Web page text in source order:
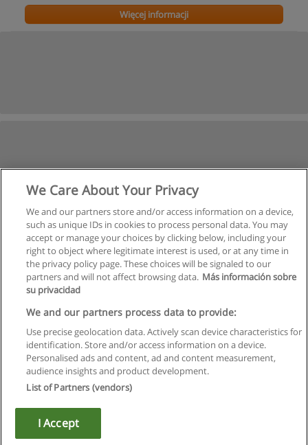
Więcej informacji
Regulamin
Polityka ochrony danych osobowych
Copyright © Educaedu Business S.L. - CIF : B-95610580: -
We Care About Your Privacy
We and our partners store and/or access information on a device,
such as unique IDs in cookies to process personal data. You may
accept or manage your choices by clicking below, including your
right to object where legitimate interest is used, or at any time in
the privacy policy page. These choices will be signaled to our
partners and will not affect browsing data. Más información sobre
su privacidad
We and our partners process data to provide:
Use precise geolocation data. Actively scan device characteristics for
identification. Store and/or access information on a device.
Personalised ads and content, ad and content measurement,
audience insights and product development.
List of Partners (vendors)
I Accept